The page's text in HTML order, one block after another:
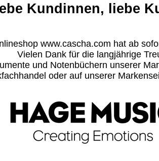
Kundinnen, liebe
www.cascha.com hat ab
Vielen Dank für die langjährige
und Notenbüchern unserer
oder auf unserer